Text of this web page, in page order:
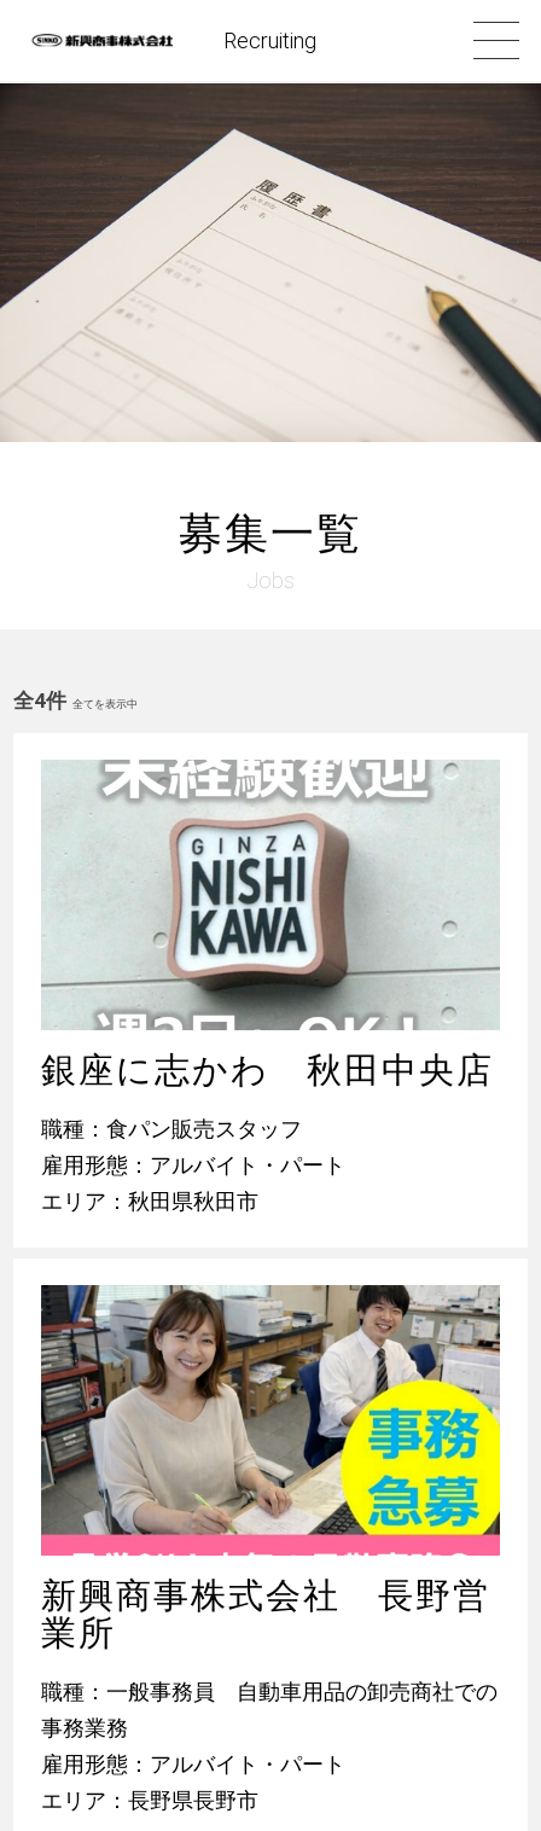
Recruiting
募集一覧
Jobs
全4件 全てを表示中
銀座に志かわ 秋田中央店
職種：食パン販売スタッフ
雇用形態：アルバイト・パート
エリア：秋田県秋田市
新興商事株式会社 長野営
業所
職種：一般事務員 自動車用品の卸売商社での
事務業務
雇用形態：アルバイト・パート
エリア：長野県長野市